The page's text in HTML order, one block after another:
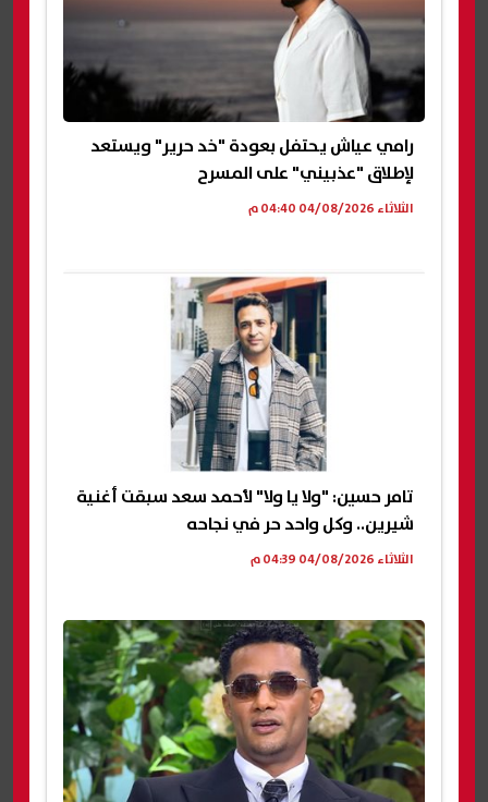
رامي عياش يحتفل بعودة "خد حرير" ويستعد
لإطلاق "عذبيني" على المسرح
الثلاثاء 04/08/2026 04:40 م
تامر حسين: "ولا يا ولا" لأحمد سعد سبقت أغنية
شيرين.. وكل واحد حر في نجاحه
الثلاثاء 04/08/2026 04:39 م